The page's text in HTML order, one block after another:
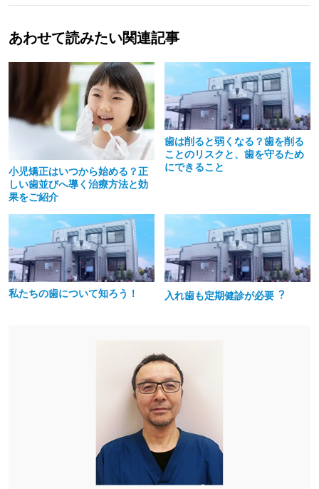
稿
ナ
シ
ン
あわせて読みたい関連記事
小児矯正はいつから始める？正
しい歯並びへ導く治療方法と効
果をご紹介
歯は削ると弱くなる？歯を削る
ことのリスクと、歯を守るため
にできること
私たちの⻭について知ろう！ ⼊れ⻭も定期健診が必要︖